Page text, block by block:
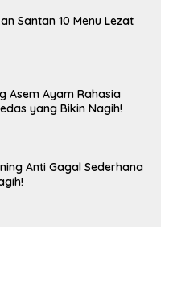
Santan 10 Menu Lezat
Asem Ayam Rahasia
yang Bikin Nagih!
Anti Gagal Sederhana